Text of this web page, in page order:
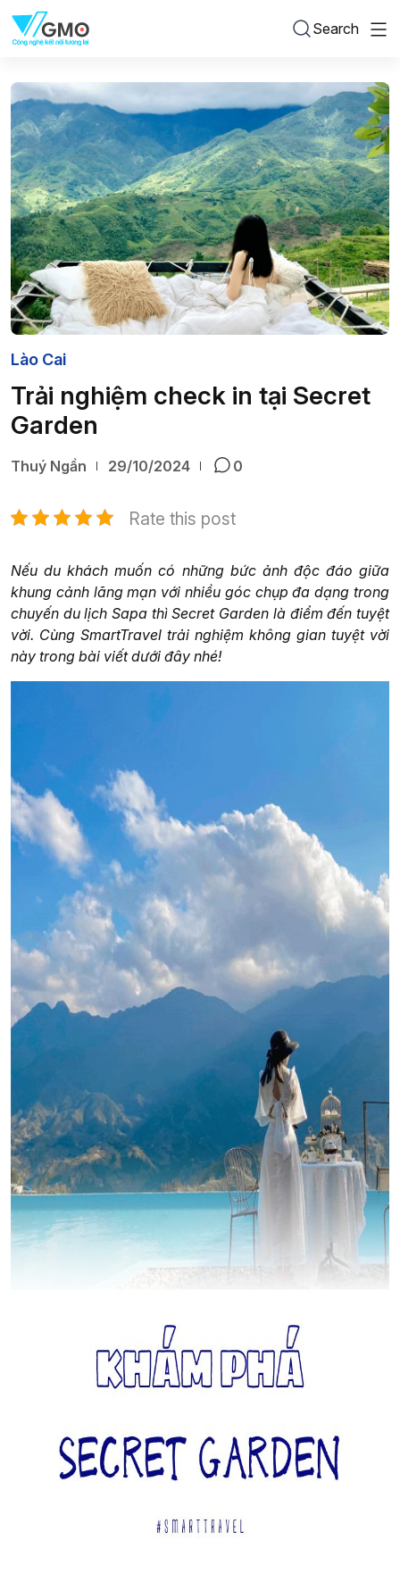
Search
Lào Cai
Trải nghiệm check in tại Secret
Garden
Thuý Ngần 29/10/2024 0
Rate this post
Nếu du khách muốn có những bức ảnh độc đáo giữa
khung cảnh lãng mạn với nhiều góc chụp đa dạng trong
chuyến du lịch Sapa thì Secret Garden là điểm đến tuyệt
vời. Cùng SmartTravel trải nghiệm không gian tuyệt vời
này trong bài viết dưới đây nhé!